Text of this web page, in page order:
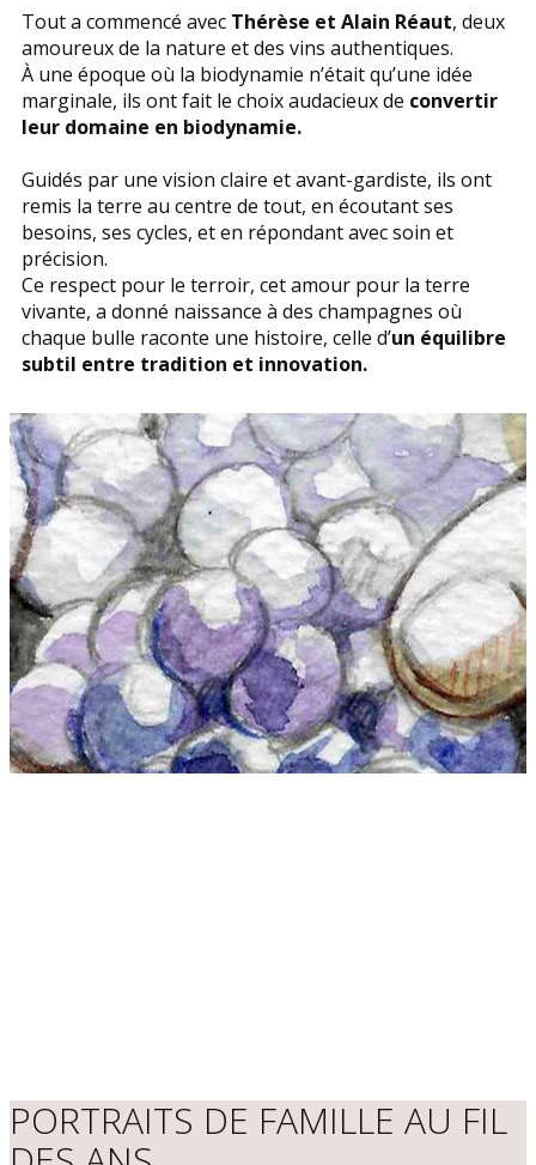
Tout a commencé avec Thérèse et Alain Réaut, deux
amoureux de la nature et des vins authentiques.
À une époque où la biodynamie n’était qu’une idée
marginale, ils ont fait le choix audacieux de convertir
leur domaine en biodynamie.
Guidés par une vision claire et avant-gardiste, ils ont
remis la terre au centre de tout, en écoutant ses
besoins, ses cycles, et en répondant avec soin et
précision.
Ce respect pour le terroir, cet amour pour la terre
vivante, a donné naissance à des champagnes où
chaque bulle raconte une histoire, celle d’un équilibre
subtil entre tradition et innovation.
PORTRAITS DE FAMILLE AU FIL